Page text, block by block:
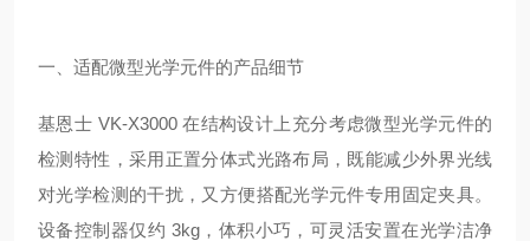
一、适配微型光学元件的产品细节
基恩士 VK-X3000 在结构设计上充分考虑微型光学元件的
检测特性，采用正置分体式光路布局，既能减少外界光线
对光学检测的干扰，又方便搭配光学元件专用固定夹具。
设备控制器仅约 3kg，体积小巧，可灵活安置在光学洁净